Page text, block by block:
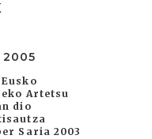
2005
Artetsu
dio
Saria 2003